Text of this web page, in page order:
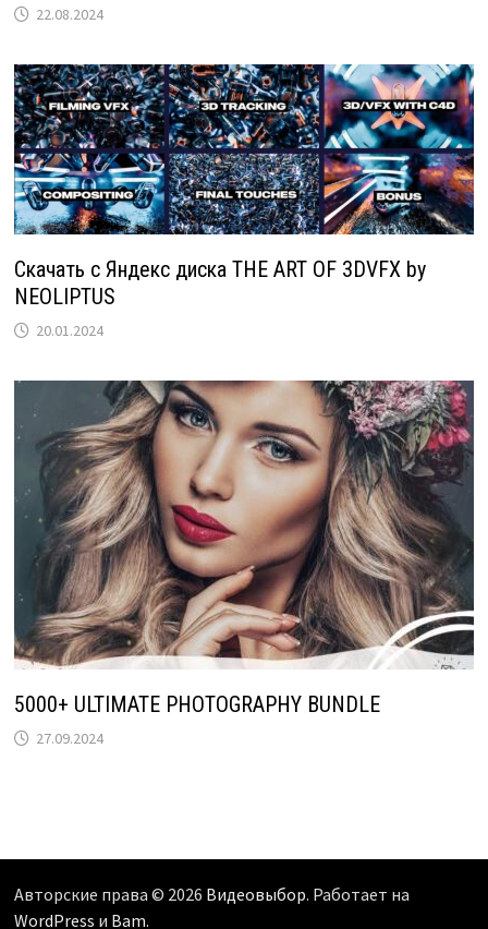
22.08.2024
Скачать с Яндекс диска THE ART OF 3DVFX by
NEOLIPTUS
20.01.2024
5000+ ULTIMATE PHOTOGRAPHY BUNDLE
27.09.2024
Авторские права © 2026 Видеовыбор. Работает на
WordPress и Bam.